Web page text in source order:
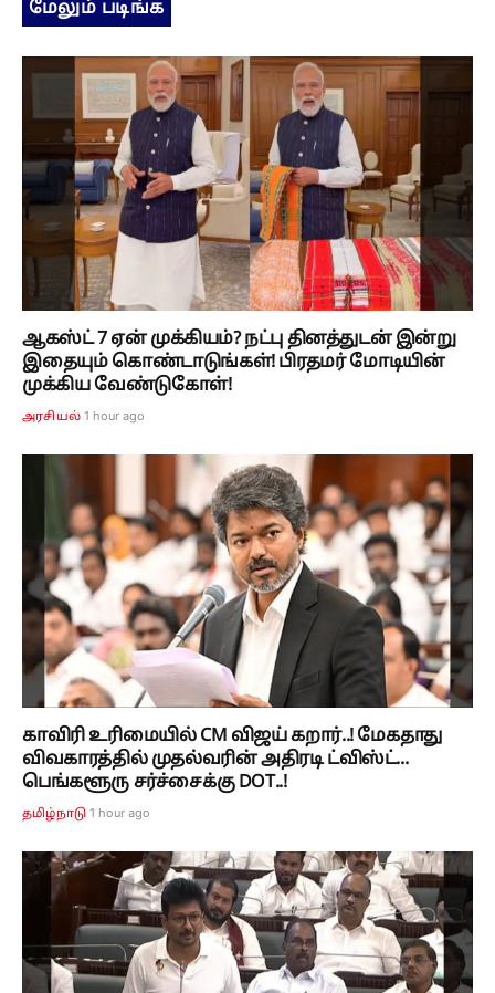
மேலும் படிங்க
ஆகஸ்ட் 7 ஏன் முக்கியம்? நட்பு தினத்துடன் இன்று
இதையும் கொண்டாடுங்கள்! பிரதமர் மோடியின்
முக்கிய வேண்டுகோள்!
அரசியல் 1 hour ago
காவிரி உரிமையில் CM விஜய் கறார்..! மேகதாது
விவகாரத்தில் முதல்வரின் அதிரடி ட்விஸ்ட்...
பெங்களூரு சர்ச்சைக்கு DOT..!
தமிழ்நாடு 1 hour ago